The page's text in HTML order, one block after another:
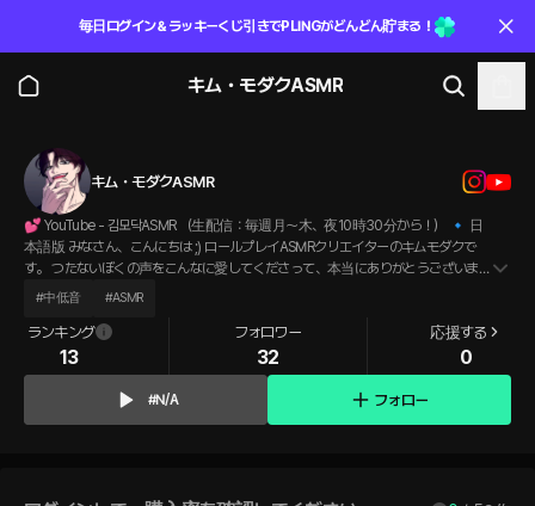
毎日ログイン＆ラッキーくじ引きでPLINGがどんどん貯まる！
キム・モダクASMR
キム・モダクASMR
💕 YouTube - 김모닥ASMR （生配信：毎週月〜木、夜10時30分から！） 🔹 日
本語版 みなさん、こんにちは ;) ロールプレイASMRクリエイターのキムモダクで
す。 つたないぼくの声をこんなに愛してくださって、本当にありがとうございま
す。 もし少しでも僕の声がみなさんの癒しになれたなら、それだけで大満足で
#中低音 #ASMR
ランキング
13
フォロワー
32
応援する
0
#N/A フォロー